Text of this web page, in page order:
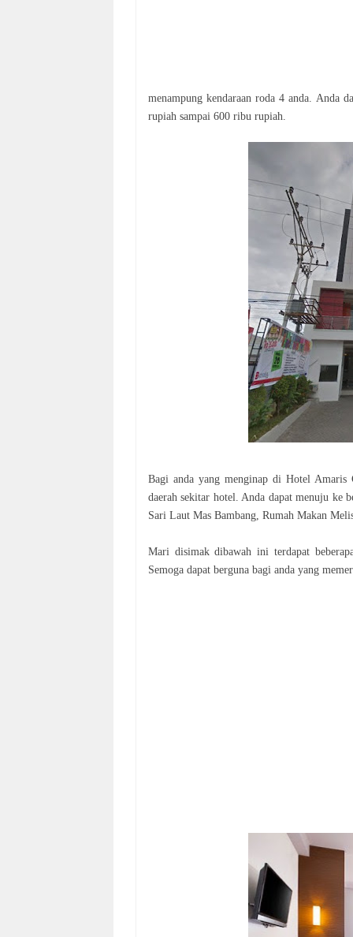
menampung kendaraan roda 4 anda. Anda
rupiah sampai 600 ribu rupiah.
Bagi anda yang menginap di Hotel
daerah sekitar hotel. Anda dapat menuju ke
Sari Laut Mas Bambang, Rumah Makan
Mari disimak dibawah ini terdapat
Semoga dapat berguna bagi anda yang